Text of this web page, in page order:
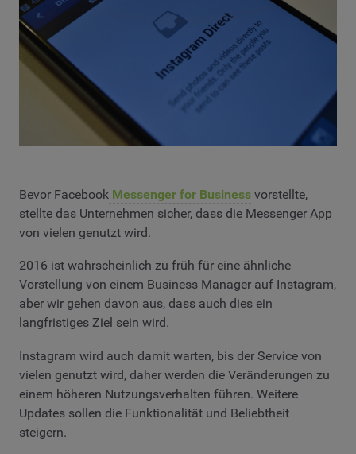
Bevor Facebook Messenger for Business vorstellte,
stellte das Unternehmen sicher, dass die Messenger App
von vielen genutzt wird.
2016 ist wahrscheinlich zu früh für eine ähnliche
Vorstellung von einem Business Manager auf Instagram,
aber wir gehen davon aus, dass auch dies ein
langfristiges Ziel sein wird.
Instagram wird auch damit warten, bis der Service von
vielen genutzt wird, daher werden die Veränderungen zu
einem höheren Nutzungsverhalten führen. Weitere
Updates sollen die Funktionalität und Beliebtheit
steigern.